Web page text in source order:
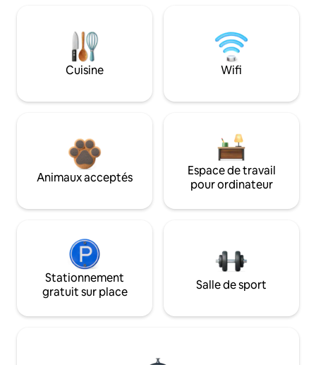
Cuisine Wifi
Animaux acceptés
Espace de travail
pour ordinateur
Stationnement
gratuit sur place
Salle de sport